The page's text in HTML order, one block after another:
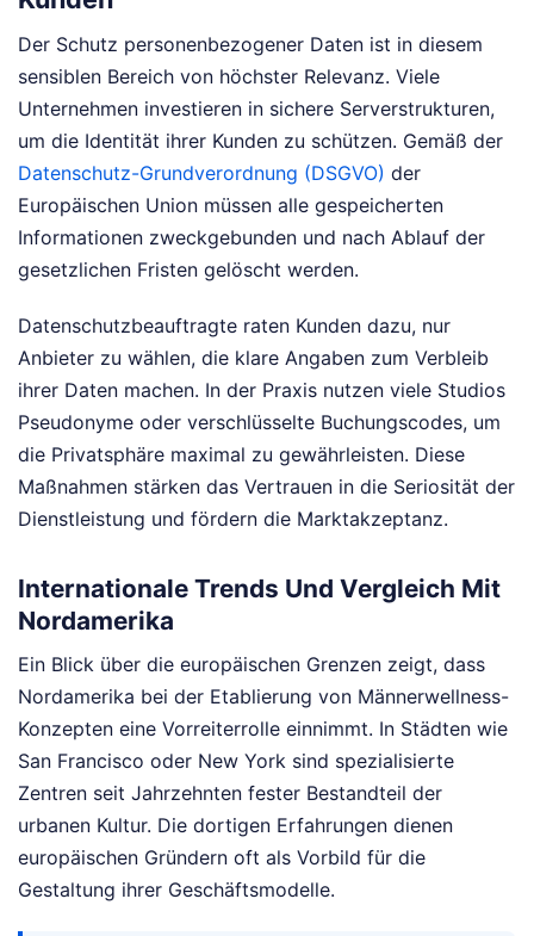
Der Schutz personenbezogener Daten ist in diesem
sensiblen Bereich von höchster Relevanz. Viele
Unternehmen investieren in sichere Serverstrukturen,
um die Identität ihrer Kunden zu schützen. Gemäß der
Datenschutz-Grundverordnung (DSGVO) der
Europäischen Union müssen alle gespeicherten
Informationen zweckgebunden und nach Ablauf der
gesetzlichen Fristen gelöscht werden.
Datenschutzbeauftragte raten Kunden dazu, nur
Anbieter zu wählen, die klare Angaben zum Verbleib
ihrer Daten machen. In der Praxis nutzen viele Studios
Pseudonyme oder verschlüsselte Buchungscodes, um
die Privatsphäre maximal zu gewährleisten. Diese
Maßnahmen stärken das Vertrauen in die Seriosität der
Dienstleistung und fördern die Marktakzeptanz.
Internationale Trends Und Vergleich Mit
Nordamerika
Ein Blick über die europäischen Grenzen zeigt, dass
Nordamerika bei der Etablierung von Männerwellness-
Konzepten eine Vorreiterrolle einnimmt. In Städten wie
San Francisco oder New York sind spezialisierte
Zentren seit Jahrzehnten fester Bestandteil der
urbanen Kultur. Die dortigen Erfahrungen dienen
europäischen Gründern oft als Vorbild für die
Gestaltung ihrer Geschäftsmodelle.